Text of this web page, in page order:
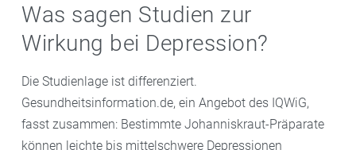
Was sagen Studien zur
Wirkung bei Depression?
Die Studienlage ist differenziert.
Gesundheitsinformation.de, ein Angebot des IQWiG,
fasst zusammen: Bestimmte Johanniskraut-Präparate
können leichte bis mittelschwere Depressionen